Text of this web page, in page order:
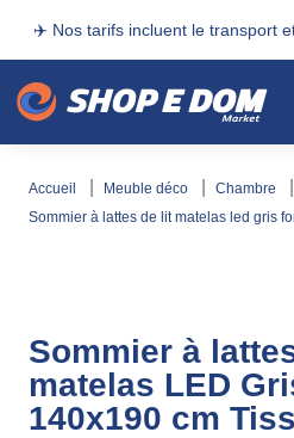
✈️ Nos tarifs incluent le transport
accueil meuble déco chambre
sommier à lattes de lit matelas led gris
Sommier à
matelas LED
140x190 cm